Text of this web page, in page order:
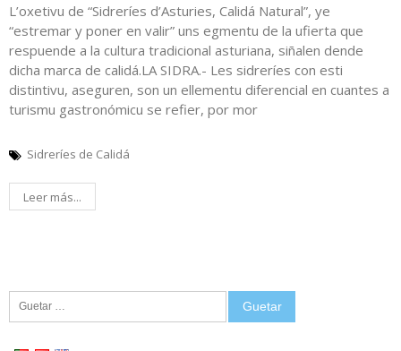
L’oxetivu de “Sidreríes d’Asturies, Calidá Natural”, ye
“estremar y poner en valir” uns egmentu de la ufierta que
respuende a la cultura tradicional asturiana, siñalen dende
dicha marca de calidá.LA SIDRA.- Les sidreríes con esti
distintivu, aseguren, son un ellementu diferencial en cuantes a
turismu gastronómicu se refier, por mor
Sidreríes de Calidá
Leer más...
Guetar: